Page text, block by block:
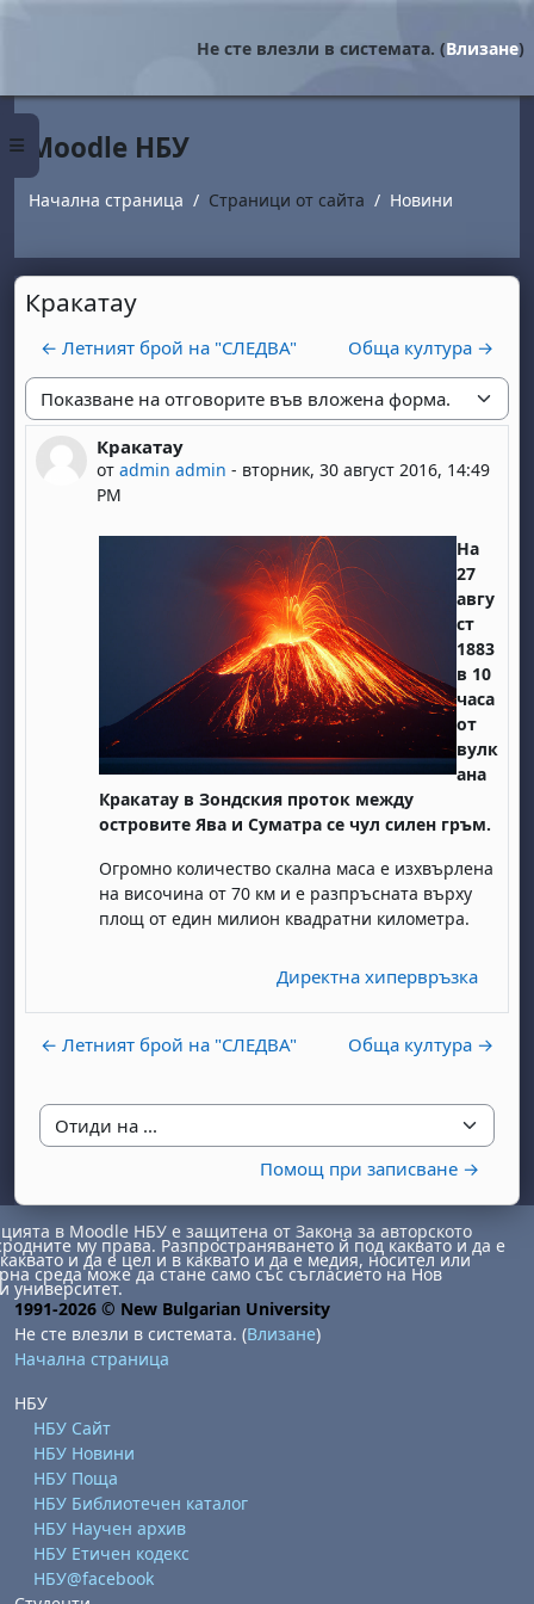
Страничен панел
Не сте влезли в системата. (Влизане)
Moodle НБУ
Начална страница Страници от сайта Новини
Кракатау
← Летният брой на "СЛЕДВА" Обща култура →
Начин на показване
Кракатау
от admin admin - вторник, 30 август 2016, 14:49
PM
Number of replies: 0
На
27
авгу
ст
1883
в 10
часа
от
вулк
ана
Кракатау в Зондския проток между
островите Ява и Суматра се чул силен гръм.
Огромно количество скална маса е изхвърлена
на височина от 70 км и е разпръсната върху
площ от един милион квадратни километра.
Директна хипервръзка
← Летният брой на "СЛЕДВА" Обща култура →
Отиди на ...
Помощ при записване →
1 август
неделя, 2 август
6 август
август8 август
неделя, 9 август
август
август
15 август
неделя, 16 август
август
август
22 август
неделя, 23 август
август
август
29 август
неделя, 30 август
в Moodle НБУ е защитена от Закона за авторското
му права. Разпространяването й под каквато и да е
и да е цел и в каквато и да е медия, носител или
среда може да стане само със съгласието на Нов
университет.
1991-2026 © New Bulgarian University
Не сте влезли в системата. (Влизане)
Начална страница
НБУ
НБУ Сайт
НБУ Новини
НБУ Поща
НБУ Библиотечен каталог
НБУ Научен архив
НБУ Етичен кодекс
НБУ@facebook